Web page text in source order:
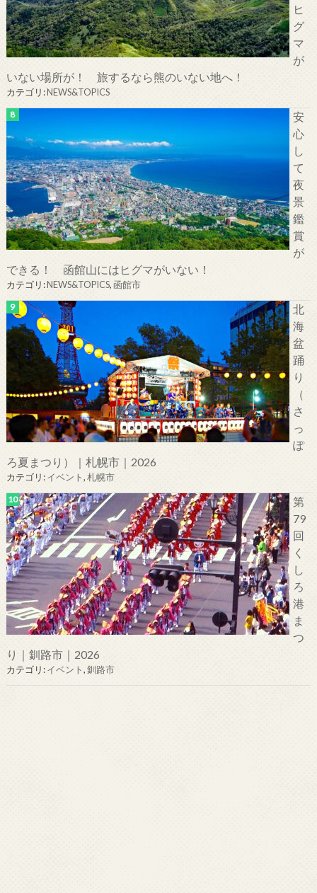
ヒ
グ
マ
が
いない場所が！ 旅するなら熊のいない地へ！
カテゴリ:NEWS&TOPICS
安
心
し
て
夜
景
鑑
賞
が
できる！ 函館山にはヒグマがいない！
カテゴリ:NEWS&TOPICS,函館市
北
海
盆
踊
り
（
さ
っ
ぽ
ろ夏まつり）｜札幌市｜2026
カテゴリ:イベント,札幌市
第
79
回
く
し
ろ
港
ま
つ
り｜釧路市｜2026
カテゴリ:イベント,釧路市